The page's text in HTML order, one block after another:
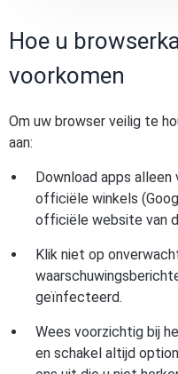
Hoe u
voorkomen
Om uw browser veilig te
aan:
Download apps alleen
officiële winkels
officiële website van
Klik niet op
geïnfecteerd.
Wees voorzichtig bij
en schakel altijd